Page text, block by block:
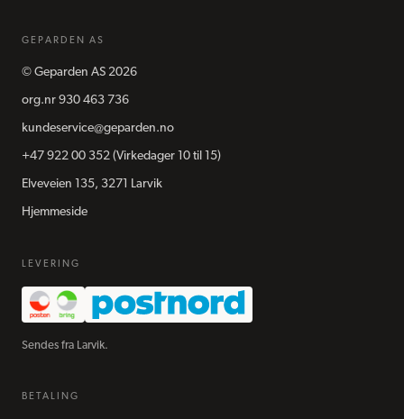
GEPARDEN AS
© Geparden AS 2026
org.nr 930 463 736
kundeservice@geparden.no
+47 922 00 352 (Virkedager 10 til 15)
Elveveien 135, 3271 Larvik
Hjemmeside
LEVERING
Sendes fra Larvik.
BETALING